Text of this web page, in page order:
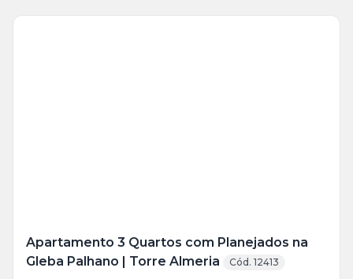
Apartamento 3 Quartos com Planejados na
Gleba Palhano | Torre Almeria
Cód. 12413